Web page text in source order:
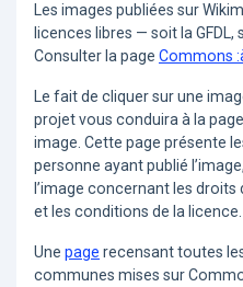
Les images publiées sur
licences libres — soit la
Consulter la page Commons
Le fait de cliquer sur une
projet vous conduira à la
image. Cette page présente
personne ayant publié
l’image concernant les
et les conditions de la licence.
Une page recensant toutes
communes mises sur